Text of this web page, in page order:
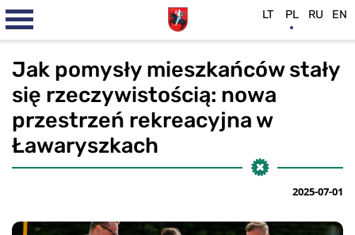
Jak pomysły mieszkańców stały
się rzeczywistością: nowa
przestrzeń rekreacyjna w
Ławaryszkach
2025-07-01
LT PL RU EN